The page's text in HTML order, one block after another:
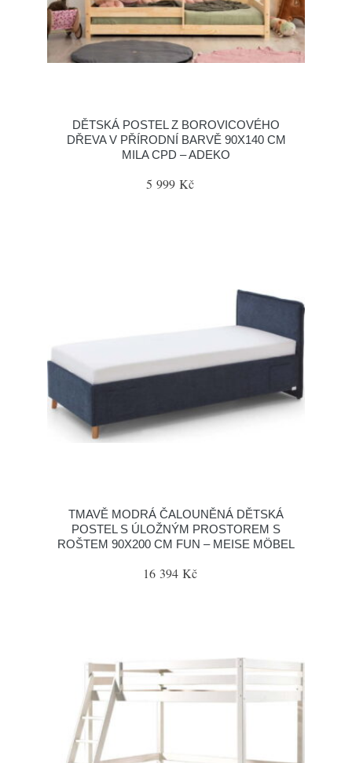
DĚTSKÁ POSTEL Z BOROVICOVÉHO
DŘEVA V PŘÍRODNÍ BARVĚ 90X140 CM
MILA CPD – ADEKO
5 999 Kč
TMAVĚ MODRÁ ČALOUNĚNÁ DĚTSKÁ
POSTEL S ÚLOŽNÝM PROSTOREM S
ROŠTEM 90X200 CM FUN – MEISE MÖBEL
16 394 Kč